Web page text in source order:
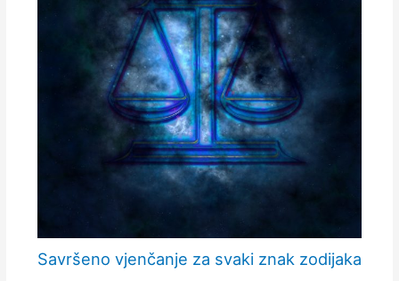
Savršeno vjenčanje za svaki znak zodijaka